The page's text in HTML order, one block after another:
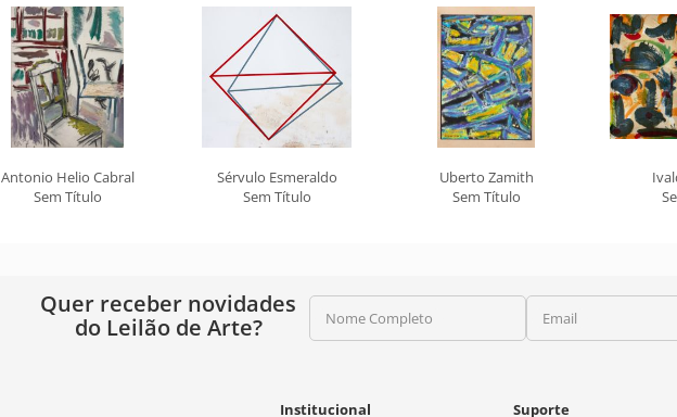
Antonio Helio Cabral
Sem Título
Sérvulo Esmeraldo
Sem Título
Uberto Zamith
Sem Título
Quer receber novidades
do Leilão de Arte?
Nome Completo Email
Institucional Suporte